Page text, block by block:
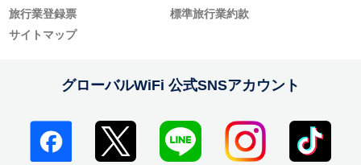
旅行業登録票
標準旅行業約款
サイトマップ
グローバルWiFi 公式SNSアカウント